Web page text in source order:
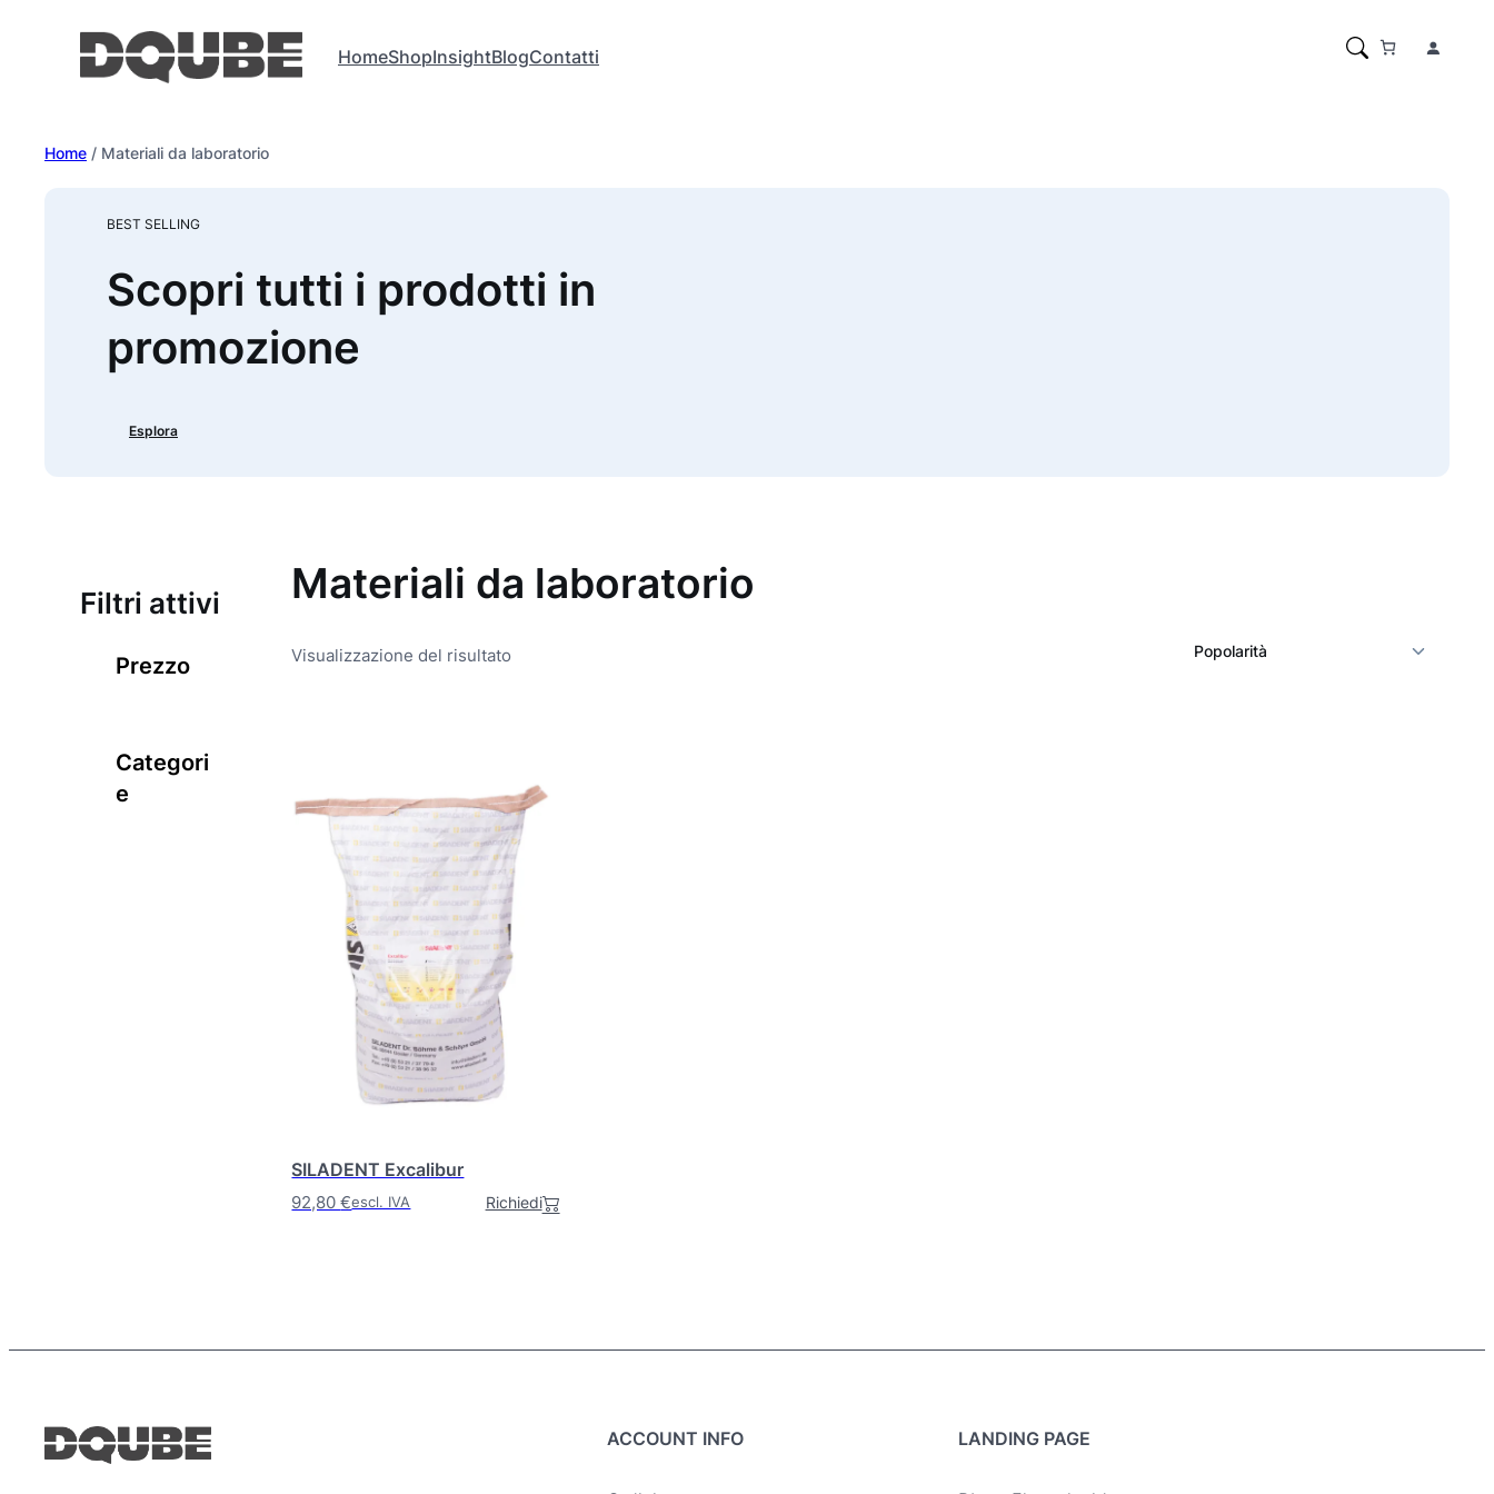
contenuto
HomeShopInsightBlogContatti
Home / Materiali da laboratorio
BEST SELLING
Scopri tutti i prodotti in
promozione
Esplora
Filtri attivi
Prezzo
Categori
e
Materiali da laboratorio
Visualizzazione del risultato
SILADENT Excalibur
92,80€escl. IVA Richiedi
ACCOUNT INFO LANDING PAGE